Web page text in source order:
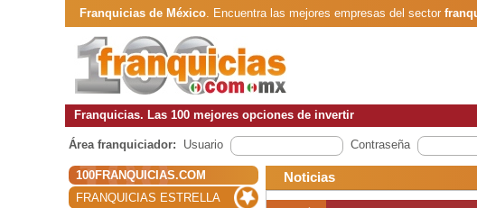
Franquicias de México. Encuentra las mejores empresas del sector
Franquicias. Las 100 mejores opciones de invertir
Área franquiciador: Usuario Contraseña
100FRANQUICIAS.COM
FRANQUICIAS ESTRELLA
Noticias